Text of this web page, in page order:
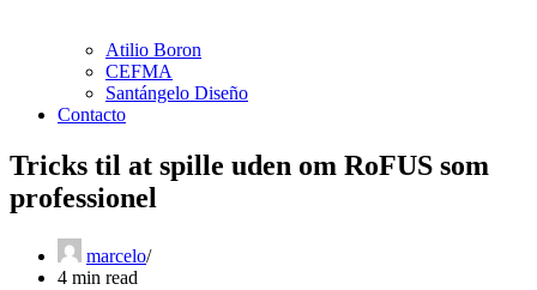
Atilio Boron
CEFMA
Santángelo Diseño
Contacto
Tricks til at spille uden om RoFUS som
professionel
marcelo
4 min read